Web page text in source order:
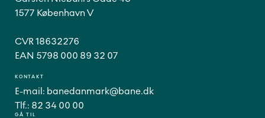
GÅ TIL
1577 København V
CVR 18632276
EAN 5798 000 89 32 07
KONTAKT
E-mail: banedanmark@bane.dk
Tlf.: 82 34 00 00